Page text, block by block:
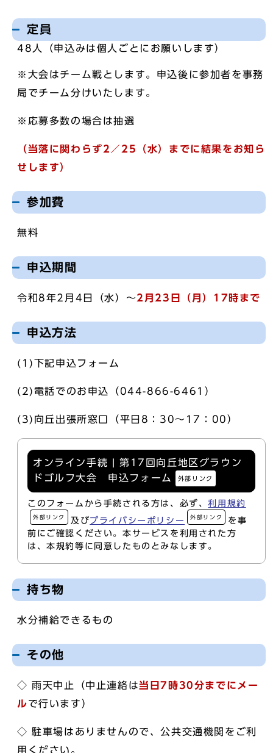
定員
48人（申込みは個人ごとにお願いします）
※大会はチーム戦とします。申込後に参加者を事務
局でチーム分けいたします。
※応募多数の場合は抽選
（当落に関わらず2／25（水）までに結果をお知ら
せします）
参加費
無料
申込期間
令和8年2月4日（水）～2月23日（月）17時まで
申込方法
(1)下記申込フォーム
(2)電話でのお申込（044-866-6461）
(3)向丘出張所窓口（平日8：30～17：00）
オンライン手続 | 第17回向丘地区グラウン
ドゴルフ大会 申込フォーム
外部リンク
このフォームから手続される方は、必ず、利用規約
外部リンク 及びプライバシーポリシー 外部リンク
を事
前にご確認ください。本サービスを利用された方
は、本規約等に同意したものとみなします。
持ち物
水分補給できるもの
その他
◇ 雨天中止（中止連絡は当日7時30分までにメー
ルで行います）
◇ 駐車場はありませんので、公共交通機関をご利
用ください。